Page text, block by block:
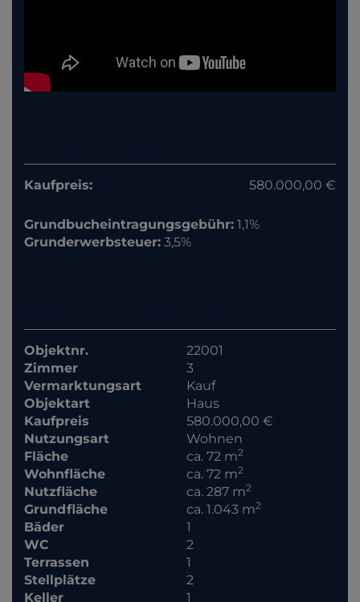
Kaufpreis: 580.000,00 €
Grundbucheintragungsgebühr: 1,1%
Grunderwerbsteuer: 3,5%
Objektnr.
22001
Zimmer
3
Vermarktungsart
Kauf
Objektart
Haus
Kaufpreis
580.000,00 €
Nutzungsart
Wohnen
Fläche
ca. 72 m2
Wohnfläche ca. 72 m2
Nutzfläche ca. 287 m2
Grundfläche ca. 1.043 m2
Bäder
1
WC
2
Terrassen
1
Stellplätze
2
Keller
1